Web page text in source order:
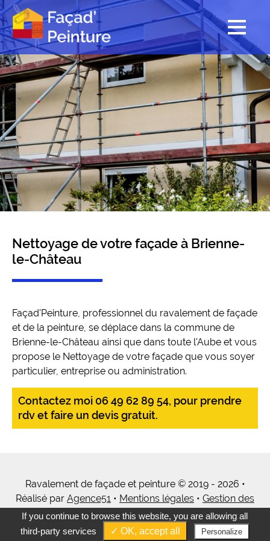
Nettoyage de votre façade à Brienne-
le-Château
Façad'Peinture, professionnel du ravalement de façade
et de la peinture, se déplace dans la commune de
Brienne-le-Château ainsi que dans toute l'Aube et vous
propose le Nettoyage de votre façade que vous soyer
particulier, entreprise ou administration.
Contactez moi 06 49 62 89 54, pour prendre
rdv et faire un devis gratuit.
Ravalement de façade et peinture © 2019 - 2026 •
Réalisé par Agence51 • Mentions légales • Gestion des
cookies•Tous mes services
If you continue to browse this website, you are allowing all
third-party services
✓ OK, accept all Personalize